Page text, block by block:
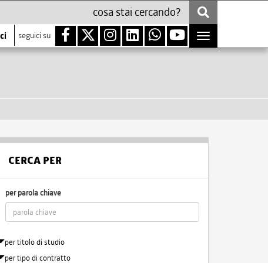
seguici su
Toggle
navigation
CERCA PER
per parola chiave
per titolo di studio
per tipo di contratto